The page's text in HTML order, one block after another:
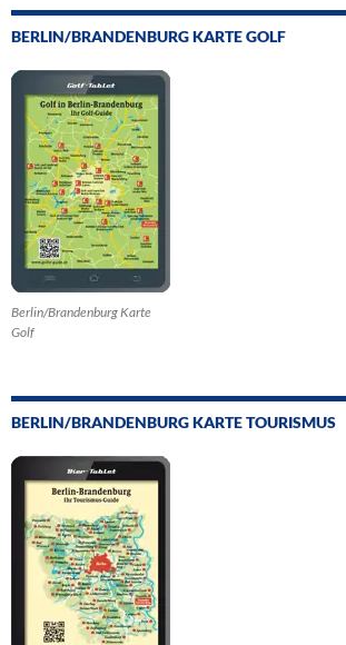
BERLIN/BRANDENBURG KARTE GOLF
Berlin/Brandenburg Karte
Golf
BERLIN/BRANDENBURG KARTE TOURISMUS